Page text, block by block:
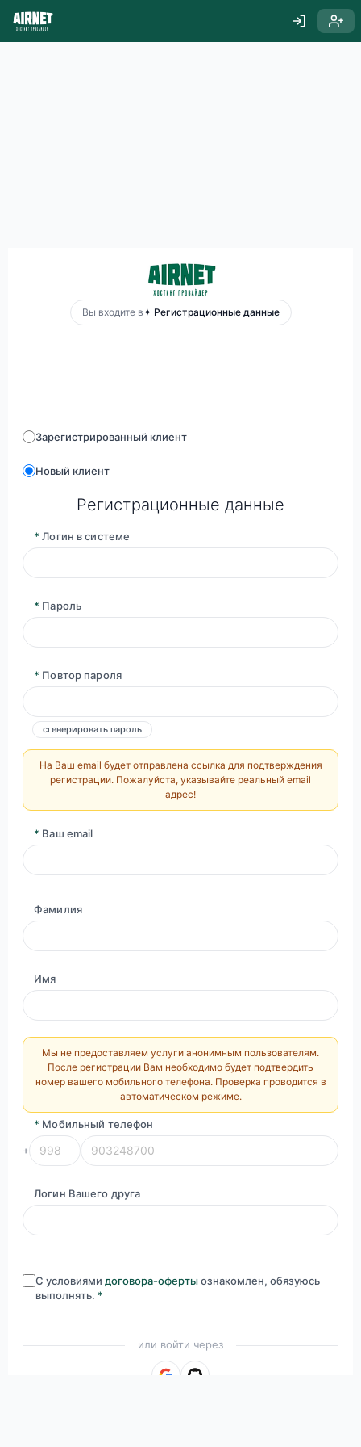
Вы входите в✦ Регистрационные данные
Зарегистрированный клиент
Новый клиент
Регистрационные данные
* Логин в системе
* Пароль
* Повтор пароля
сгенерировать пароль
На Ваш email будет отправлена ссылка для подтверждения
регистрации. Пожалуйста, указывайте реальный email
адрес!
* Ваш email
Фамилия
Имя
Мы не предоставляем услуги анонимным пользователям.
После регистрации Вам необходимо будет подтвердить
номер вашего мобильного телефона. Проверка проводится в
автоматическом режиме.
* Мобильный телефон
+
Логин Вашего друга
С условиями договора-офертыознакомлен, обязуюсь
выполнять. *
или войти через